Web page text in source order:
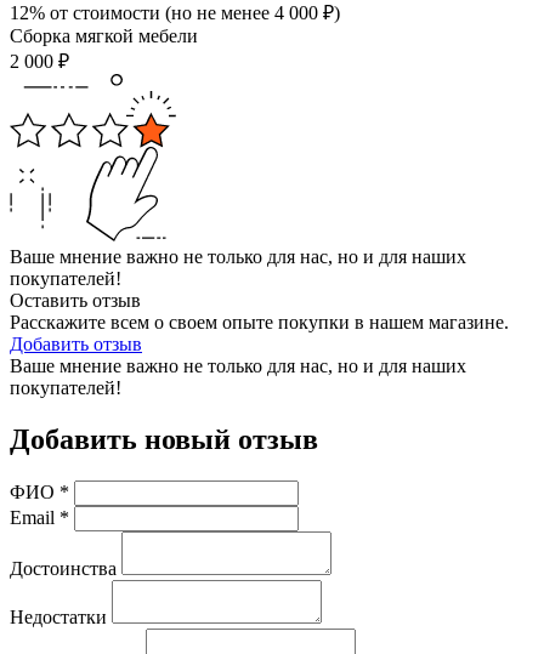
12% от стоимости (но не менее 4 000 ₽)
Сборка мягкой мебели
2 000 ₽
Ваше мнение важно не только для нас, но и для наших
покупателей!
Оставить отзыв
Расскажите всем о своем опыте покупки в нашем магазине.
Добавить отзыв
Ваше мнение важно не только для нас, но и для наших
покупателей!
Добавить новый отзыв
ФИО *
Email *
Достоинства
Недостатки